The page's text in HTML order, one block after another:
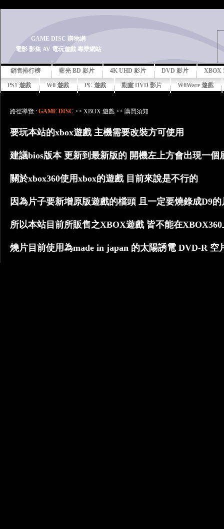
GAME DISC 購物網
電影 影集 AV 電玩遊戲 專業網站
銷售排行榜 藍光 BD 影片 4K UHD 影片 DVD 影片 XBOX
PS1 遊戲 Wii 遊戲 PC 遊戲 動畫 DVD 影片 WiiWare 遊戲
路徑導覽 : GAME DISC >> XBOX 遊戲 >> 購買須知
要玩本站的xbox遊戲 主機需要改裝方可使用
建議bios版本 更新到最新版的 開機左上方會出現一個
關於xbox360使用xbox的遊戲 目前來說是不行的
因為片子要新增原版遊戲的檔頭 且一定要燒錄成D9
所以本站目前所販售之XBOX遊戲 皆不能在
燒片目前使用為made in japan 的太陽誘電 DVD-R 空